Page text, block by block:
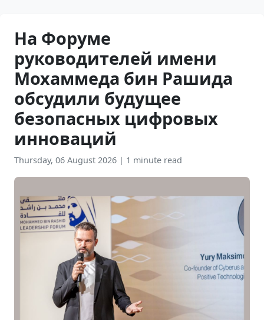
На Форуме
руководителей имени
Мохаммеда бин Рашида
обсудили будущее
безопасных цифровых
инноваций
Thursday, 06 August 2026 | 1 minute read